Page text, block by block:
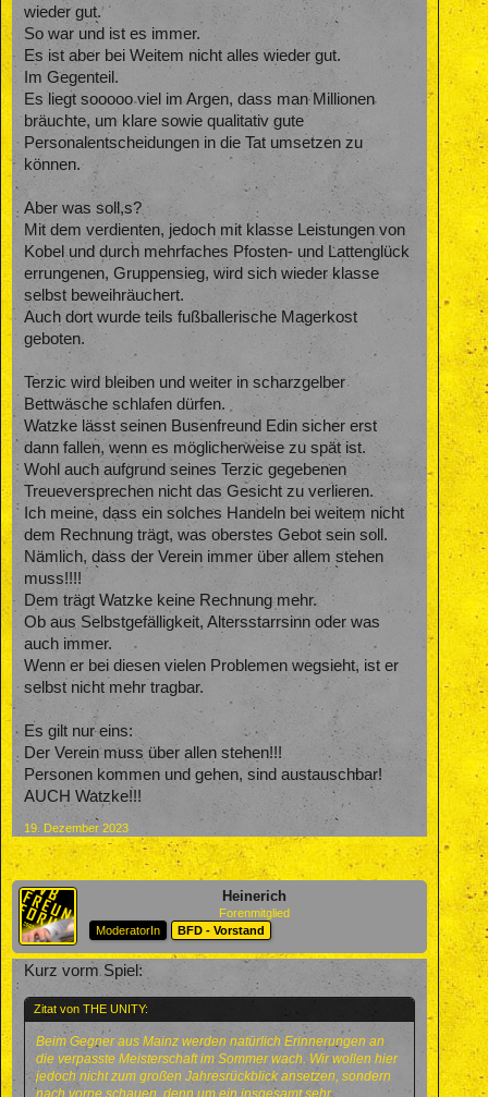
wieder gut.
So war und ist es immer.
Es ist aber bei Weitem nicht alles wieder gut.
Im Gegenteil.
Es liegt sooooo viel im Argen, dass man Millionen
bräuchte, um klare sowie qualitativ gute
Personalentscheidungen in die Tat umsetzen zu
können.
Aber was soll,s?
Mit dem verdienten, jedoch mit klasse Leistungen von
Kobel und durch mehrfaches Pfosten- und Lattenglück
errungenen, Gruppensieg, wird sich wieder klasse
selbst beweihräuchert.
Auch dort wurde teils fußballerische Magerkost
geboten.
Terzic wird bleiben und weiter in scharzgelber
Bettwäsche schlafen dürfen.
Watzke lässt seinen Busenfreund Edin sicher erst
dann fallen, wenn es möglicherweise zu spät ist.
Wohl auch aufgrund seines Terzic gegebenen
Treueversprechen nicht das Gesicht zu verlieren.
Ich meine, dass ein solches Handeln bei weitem nicht
dem Rechnung trägt, was oberstes Gebot sein soll.
Nämlich, dass der Verein immer über allem stehen
muss!!!!
Dem trägt Watzke keine Rechnung mehr.
Ob aus Selbstgefälligkeit, Altersstarrsinn oder was
auch immer.
Wenn er bei diesen vielen Problemen wegsieht, ist er
selbst nicht mehr tragbar.
Es gilt nur eins:
Der Verein muss über allen stehen!!!
Personen kommen und gehen, sind austauschbar!
AUCH Watzke!!!
19. Dezember 2023
Heinerich
Forenmitglied
ModeratorIn
BFD - Vorstand
Kurz vorm Spiel:
Zitat von THE UNITY:
Beim Gegner aus Mainz werden natürlich Erinnerungen an
die verpasste Meisterschaft im Sommer wach. Wir wollen hier
jedoch nicht zum großen Jahresrückblick ansetzen, sondern